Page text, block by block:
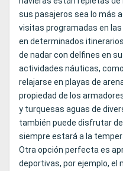
sus pasajeros sea lo más
visitas programadas en
en determinados
de nadar con delfines en
actividades náuticas,
relajarse en playas de
propiedad de los
y turquesas aguas de
también puede disfrutar
siempre estará a la
Otra opción perfecta es
deportivas, por ejemplo, el